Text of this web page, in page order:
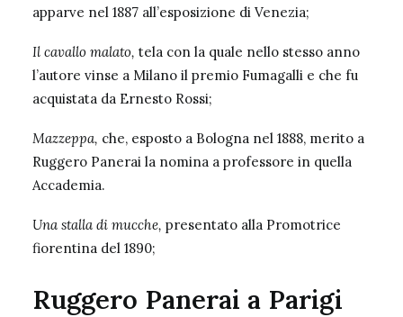
apparve nel 1887 all’esposizione di Venezia;
Il cavallo malato, tela con la quale nello stesso anno
l’autore vinse a Milano il premio Fumagalli e che fu
acquistata da Ernesto Rossi;
Mazzeppa, che, esposto a Bologna nel 1888, merito a
Ruggero Panerai la nomina a professore in quella
Accademia.
Una stalla di mucche, presentato alla Promotrice
fiorentina del 1890;
Ruggero Panerai a Parigi